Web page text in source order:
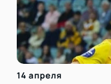
14 апреля